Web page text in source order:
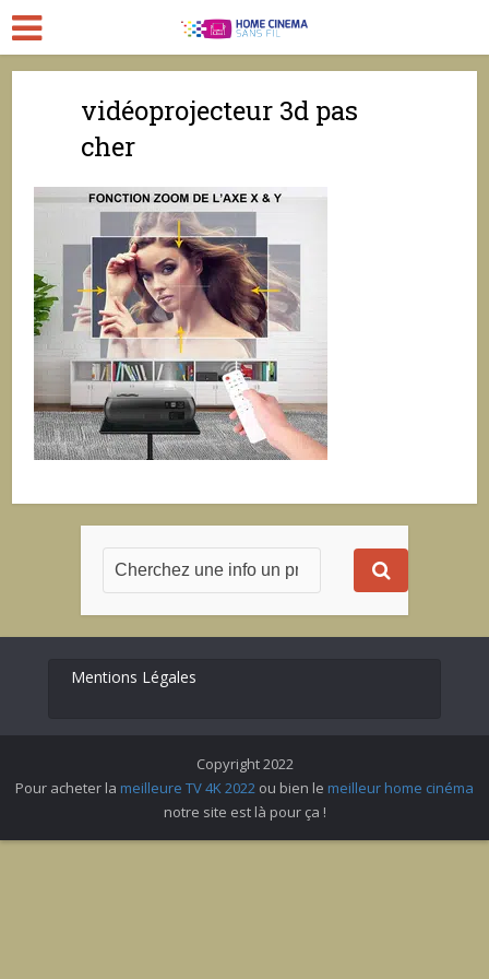
vidéoprojecteur 3d pas
cher
Mentions Légales
Copyright 2022
Pour acheter la meilleure TV 4K 2022 ou bien le meilleur home cinéma
notre site est là pour ça !